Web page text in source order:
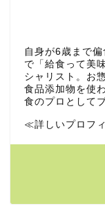
自身が6歳まで
で「給食って美
シャリスト。お
食品添加物を使
食のプロとして
≪詳しいプロフ